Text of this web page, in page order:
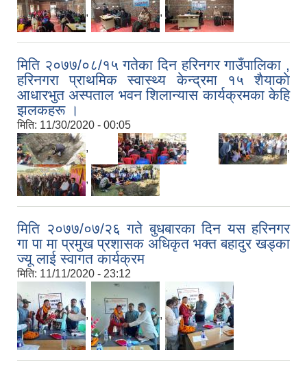
, ,
मिति २०७७/०८/१५ गतेका दिन हरिनगर गाउँपालिका ,
हरिनगरा प्राथमिक स्वास्थ्य केन्द्रमा १५ शैयाकाे
आधारभुत अस्पताल भवन शिलान्यास कार्यक्रमका केहि
झलकहरू ।
मिति: 11/30/2020 - 00:05
,
, ,
,
मिति २०७७/०७/२६ गते बुधबारका दिन यस हरिनगर
गा पा मा प्रमुख प्रशासक अधिकृत भक्त बहादुर खड्का
ज्यू लाई स्वागत कार्यक्रम
मिति: 11/11/2020 - 23:12
, ,